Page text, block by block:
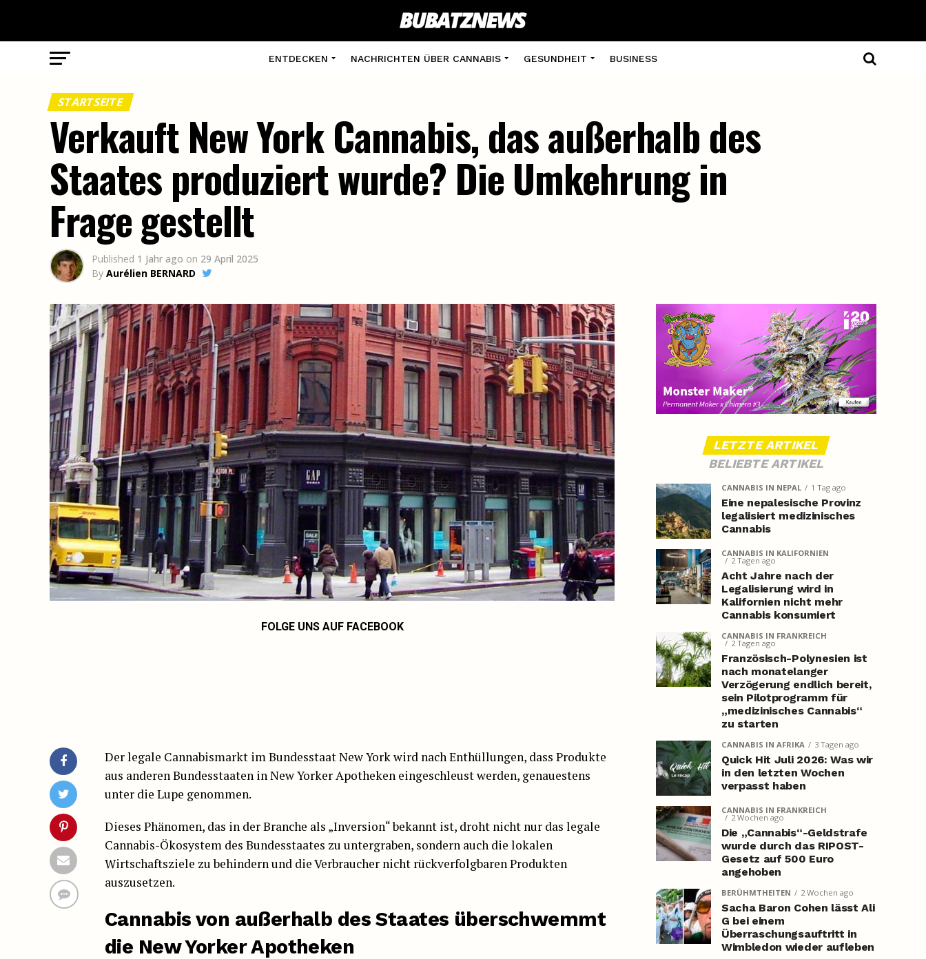
ENTDECKEN NACHRICHTEN ÜBER CANNABIS GESUNDHEIT BUSINESS
STARTSEITE
Verkauft New York Cannabis, das außerhalb des
Staates produziert wurde? Die Umkehrung in
Frage gestellt
Published 1 Jahr ago on 29 April 2025
By Aurélien BERNARD
FOLGE UNS AUF FACEBOOK
Der legale Cannabismarkt im Bundesstaat New York wird nach Enthüllungen, dass Produkte
aus anderen Bundesstaaten in New Yorker Apotheken eingeschleust werden, genauestens
unter die Lupe genommen.
Dieses Phänomen, das in der Branche als „Inversion“ bekannt ist, droht nicht nur das legale
Cannabis-Ökosystem des Bundesstaates zu untergraben, sondern auch die lokalen
Wirtschaftsziele zu behindern und die Verbraucher nicht rückverfolgbaren Produkten
auszusetzen.
Cannabis von außerhalb des Staates überschwemmt
die New Yorker Apotheken
LETZTE ARTIKEL
BELIEBTE ARTIKEL
CANNABIS IN NEPAL 1 Tag ago
Eine nepalesische Provinz
legalisiert medizinisches
Cannabis
CANNABIS IN KALIFORNIEN
2 Tagen ago
Acht Jahre nach der
Legalisierung wird in
Kalifornien nicht mehr
Cannabis konsumiert
CANNABIS IN FRANKREICH
2 Tagen ago
Französisch-Polynesien ist
nach monatelanger
Verzögerung endlich bereit,
sein Pilotprogramm für
„medizinisches Cannabis“
zu starten
CANNABIS IN AFRIKA 3 Tagen ago
Quick Hit Juli 2026: Was wir
in den letzten Wochen
verpasst haben
CANNABIS IN FRANKREICH
2 Wochen ago
Die „Cannabis“-Geldstrafe
wurde durch das RIPOST-
Gesetz auf 500 Euro
angehoben
BERÜHMTHEITEN 2 Wochen ago
Sacha Baron Cohen lässt Ali
G bei einem
Überraschungsauftritt in
Wimbledon wieder aufleben